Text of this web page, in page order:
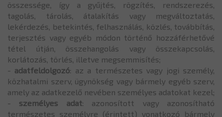
összessége, így a gyűjtés, rögzítés, rendszerezés,
tagolás, tárolás, átalakítás vagy megváltoztatás,
lekérdezés, betekintés, felhasználás, közlés, továbbítás,
terjesztés vagy egyéb módon történő hozzáférhetővé
tétel útján, összehangolás vagy összekapcsolás,
korlátozás, törlés, illetve megsemmisítés;
- adatfeldolgozó: az a természetes vagy jogi személy,
közhatalmi szerv, ügynökség vagy bármely egyéb szerv,
amely az adatkezelő nevében személyes adatokat kezel;
- személyes adat: azonosított vagy azonosítható
természetes személyre (érintett) vonatkozó bármely